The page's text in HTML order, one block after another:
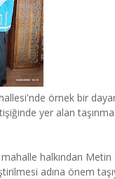
örnek bir
yer alan
halkından
adına önem